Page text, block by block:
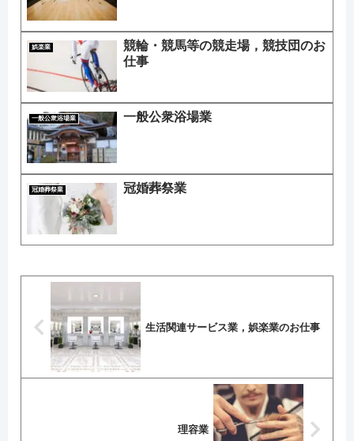
娯楽業
競輪・競馬等の競走場，競技団のお
仕事
一般公衆浴場業 一般公衆浴場業
冠婚葬祭業 冠婚葬祭業
生活関連サービス業，娯楽業のお仕事
理容業